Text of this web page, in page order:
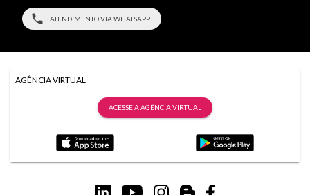
ATENDIMENTO VIA WHATSAPP
AGÊNCIA VIRTUAL
ACESSE A AGÊNCIA VIRTUAL